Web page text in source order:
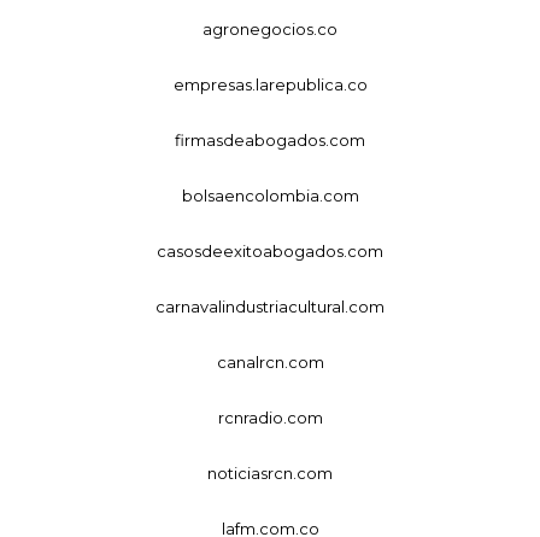
agronegocios.co
empresas.larepublica.co
firmasdeabogados.com
bolsaencolombia.com
casosdeexitoabogados.com
carnavalindustriacultural.com
canalrcn.com
rcnradio.com
noticiasrcn.com
lafm.com.co